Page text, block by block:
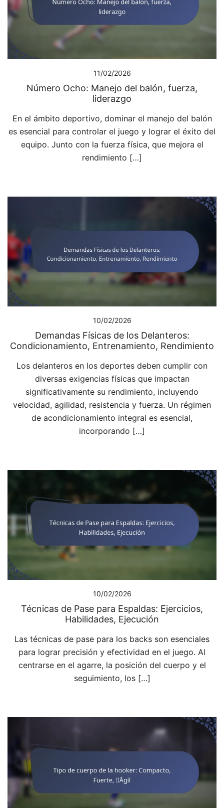
11/02/2026
Número Ocho: Manejo del balón, fuerza,
liderazgo
En el ámbito deportivo, dominar el manejo del balón
es esencial para controlar el juego y lograr el éxito del
equipo. Junto con la fuerza física, que mejora el
rendimiento […]
10/02/2026
Demandas Físicas de los Delanteros:
Condicionamiento, Entrenamiento, Rendimiento
Los delanteros en los deportes deben cumplir con
diversas exigencias físicas que impactan
significativamente su rendimiento, incluyendo
velocidad, agilidad, resistencia y fuerza. Un régimen
de acondicionamiento integral es esencial,
incorporando […]
10/02/2026
Técnicas de Pase para Espaldas: Ejercicios,
Habilidades, Ejecución
Las técnicas de pase para los backs son esenciales
para lograr precisión y efectividad en el juego. Al
centrarse en el agarre, la posición del cuerpo y el
seguimiento, los […]